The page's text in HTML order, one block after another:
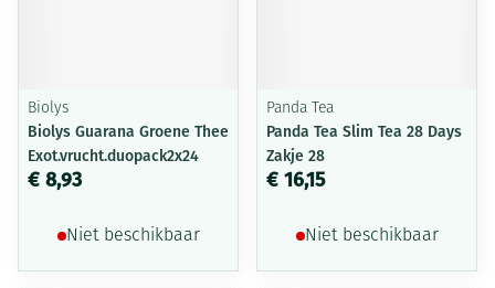
Biolys
Biolys Guarana Groene Thee
Exot.vrucht.duopack2x24
€ 8,93
Niet beschikbaar
Panda Tea
Panda Tea Slim Tea 28 Days
Zakje 28
€ 16,15
Niet beschikbaar